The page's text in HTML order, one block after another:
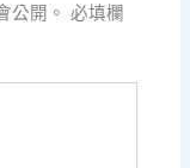
公開。 必填欄